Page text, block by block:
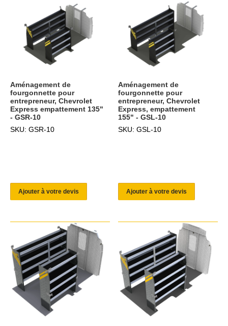
Aménagement de
fourgonnette pour
entrepreneur, Chevrolet
Express empattement 135"
- GSR-10
SKU: GSR-10
Ajouter à votre devis
Aménagement de
fourgonnette pour
entrepreneur, Chevrolet
Express, empattement
155" - GSL-10
SKU: GSL-10
Ajouter à votre devis